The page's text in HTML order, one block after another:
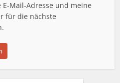
Mail-Adresse und meine
für die nächste